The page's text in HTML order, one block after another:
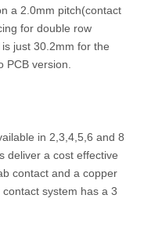
2.0mm汽车防水连接器 M20032E-1X2-W易插拔款
a 2.0mm pitch(contact
for double row
just 30.2mm for the
version.
in 2,3,4,5,6 and 8
deliver a cost effective
contact and a copper
system has a 3